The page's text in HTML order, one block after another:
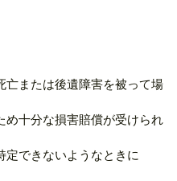
亡または後遺障害を被って場
め十分な損害賠償が受けられ
定できないようなときに